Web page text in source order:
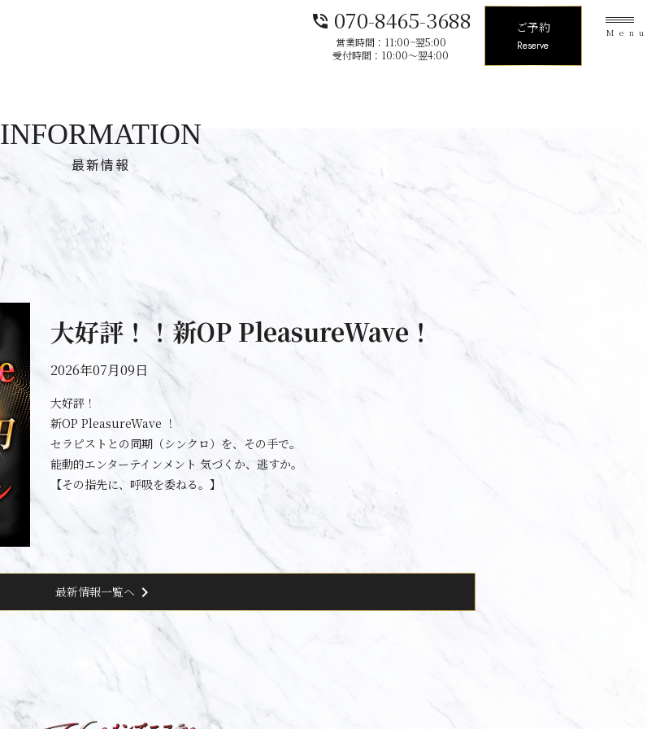
phone_in_talk 070-8465-3688
営業時間：11:00~翌5:00
受付時間：10:00〜翌4:00
ご予約
Reserve
最新情報
INFORMATION
大好評！！新OP PleasureWave！
2026年07月09日
大好評！
新OP PleasureWave ！
セラピストとの同期（シンクロ）を、その手で。
能動的エンターテインメント 気づくか、逃すか。
【その指先に、呼吸を委ねる。】
最新情報一覧へ chevron_right